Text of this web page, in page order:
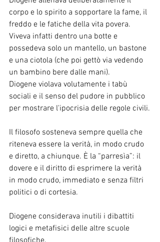
corpo e lo spirito a sopportare la fame, il
freddo e le fatiche della vita povera.
Viveva infatti dentro una botte e
possedeva solo un mantello, un bastone
e una ciotola (che poi gettò via vedendo
un bambino bere dalle mani).
Diogene violava volutamente i tabù
sociali e il senso del pudore in pubblico
per mostrare l'ipocrisia delle regole civili.
Il filosofo sosteneva sempre quella che
riteneva essere la verità, in modo crudo
e diretto, a chiunque. È la “parresìa”: il
dovere e il diritto di esprimere la verità
in modo crudo, immediato e senza filtri
politici o di cortesia.
Diogene considerava inutili i dibattiti
logici e metafisici delle altre scuole